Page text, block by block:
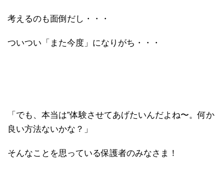
考えるのも面倒だし・・・
ついつい「また今度」になりがち・・・
「でも、本当は”体験させてあげたいんだよね〜。何か
良い方法ないかな？」
そんなことを思っている保護者のみなさま！